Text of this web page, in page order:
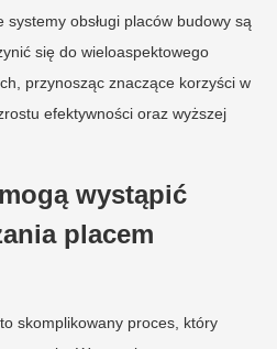
obsługi placów budowy są
się do wieloaspektowego
przynosząc znaczące korzyści w
efektywności oraz wyższej
wystąpić
placem
skomplikowany proces, który